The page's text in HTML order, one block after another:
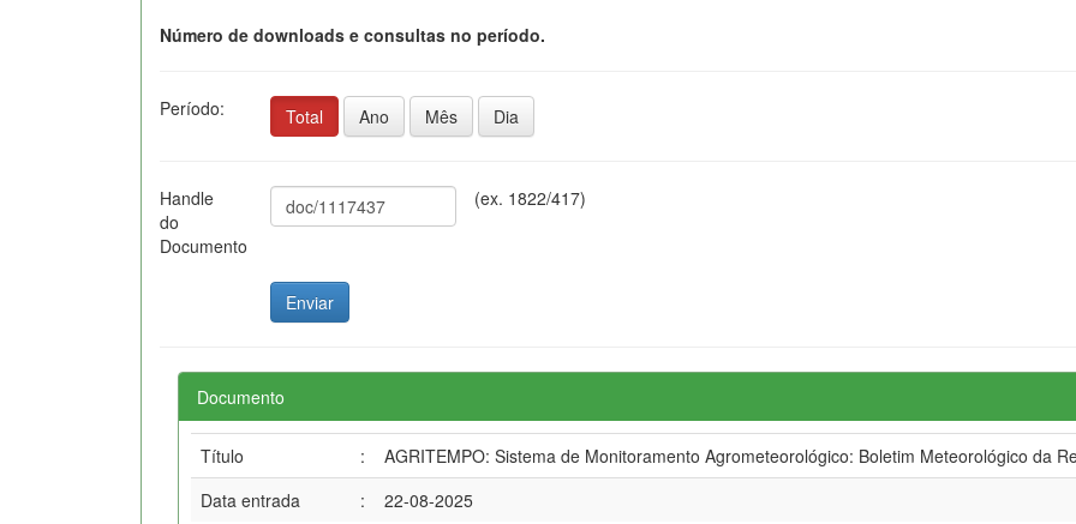
Número de downloads e consultas no período.
Período: Total Ano Mês Dia
Handle
do
Documento
(ex. 1822/417)
Documento
Título :
AGRITEMPO: Sistema de Monitoramento Agrometeorológico: Boletim Meteorológico da
Data entrada
: 22-08-2025